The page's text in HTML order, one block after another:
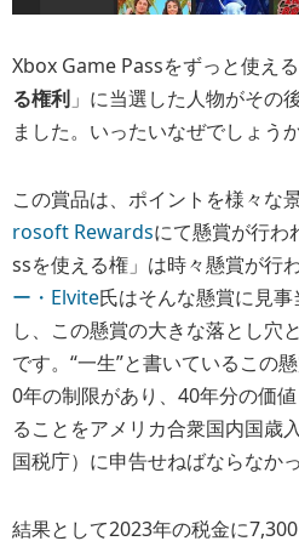
Xbox Game Passをずっと使え
る権利 」に当選した人物がその
ました。いったいなぜでしょうか
この賞品は、ポイントを様々な
rosoft Rewardsにて懸賞が行わ
ssを使える権」は時々懸賞が行
ー・Elvite氏はそんな懸賞に見
し、この懸賞の大きな落とし穴
です。“一生”と書いているこの
0年の制限があり、40年分の価
ることをアメリカ合衆国内国歳
国税庁）に申告せねばならなか
結果として2023年の税金に